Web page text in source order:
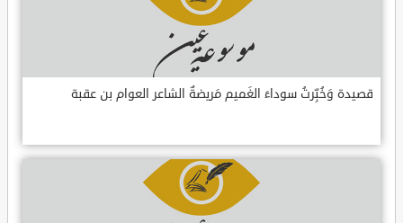
قصيدة وَخُبِّرتُ سوداءَ الغَميم مَريضةٌ الشاعر العوام بن عقبة